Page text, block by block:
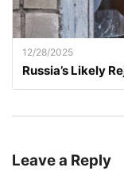
12/28/2025
Russia’s Likely
Leave a Reply